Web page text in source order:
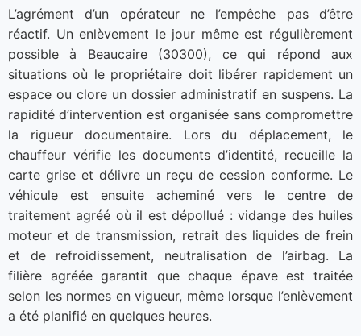
L’agrément d’un opérateur ne l’empêche pas d’être
réactif. Un enlèvement le jour même est régulièrement
possible à Beaucaire (30300), ce qui répond aux
situations où le propriétaire doit libérer rapidement un
espace ou clore un dossier administratif en suspens. La
rapidité d’intervention est organisée sans compromettre
la rigueur documentaire. Lors du déplacement, le
chauffeur vérifie les documents d’identité, recueille la
carte grise et délivre un reçu de cession conforme. Le
véhicule est ensuite acheminé vers le centre de
traitement agréé où il est dépollué : vidange des huiles
moteur et de transmission, retrait des liquides de frein
et de refroidissement, neutralisation de l’airbag. La
filière agréée garantit que chaque épave est traitée
selon les normes en vigueur, même lorsque l’enlèvement
a été planifié en quelques heures.